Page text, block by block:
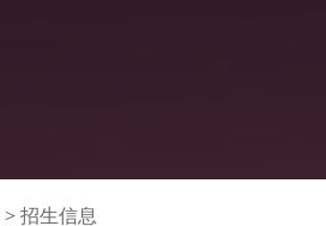
> 招生信息